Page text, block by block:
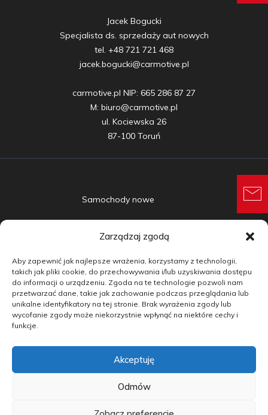
Zarządzaj zgodą
Aby zapewnić jak najlepsze wrażenia, korzystamy z technologii,
takich jak pliki cookie, do przechowywania i/lub uzyskiwania dostępu
do informacji o urządzeniu. Zgoda na te technologie pozwoli nam
przetwarzać dane, takie jak zachowanie podczas przeglądania lub
unikalne identyfikatory na tej stronie. Brak wyrażenia zgody lub
wycofanie zgody może niekorzystnie wpłynąć na niektóre cechy i
funkcje.
Akceptuję
Odmów
Jacek Bogucki
Specjalista ds. sprzedaży aut nowych
tel. +48 721 721 468
jacek.bogucki@carmotive.pl
carmotive.pl NIP: 665 286 87 27
M: biuro@carmotive.pl
ul. Kociewska 26
87-100 Toruń
Samochody nowe
Samochody używane
Doradztwo
Finansowanie
Kontakt
copyright by carmotive.pl 2026©